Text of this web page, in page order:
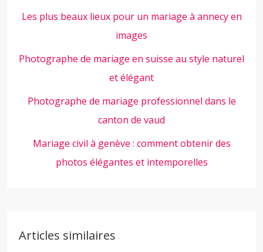
Les plus beaux lieux pour un mariage à annecy en
images
Photographe de mariage en suisse au style naturel
et élégant
Photographe de mariage professionnel dans le
canton de vaud
Mariage civil à genève : comment obtenir des
photos élégantes et intemporelles
Articles similaires